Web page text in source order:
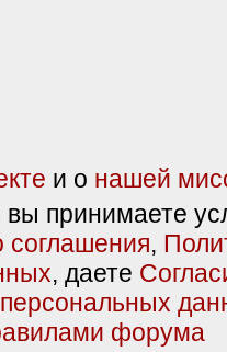
и о нашей
принимаете
соглашения,
, даете
форума